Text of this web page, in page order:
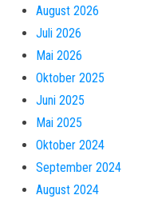
August 2026
Juli 2026
Mai 2026
Oktober 2025
Juni 2025
Mai 2025
Oktober 2024
September 2024
August 2024